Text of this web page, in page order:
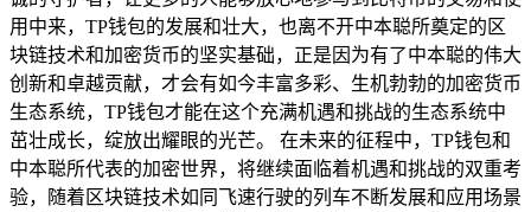
用中来，TP钱包的发展和壮大，也离不开中本聪所奠定的区
块链技术和加密货币的坚实基础，正是因为有了中本聪的伟大
创新和卓越贡献，才会有如今丰富多彩、生机勃勃的加密货币
生态系统，TP钱包才能在这个充满机遇和挑战的生态系统中
茁壮成长，绽放出耀眼的光芒。 在未来的征程中，TP钱包和
中本聪所代表的加密世界，将继续面临着机遇和挑战的双重考
验，随着区块链技术如同飞速行驶的列车不断发展和应用场景